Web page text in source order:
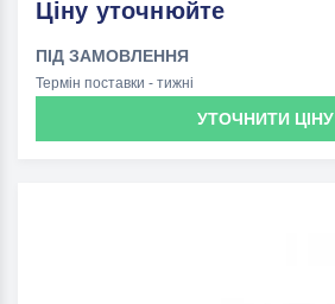
Ціну уточнюйте
ПІД ЗАМОВЛЕННЯ
Термін поставки - тижні
УТОЧНИТИ ЦІНУ